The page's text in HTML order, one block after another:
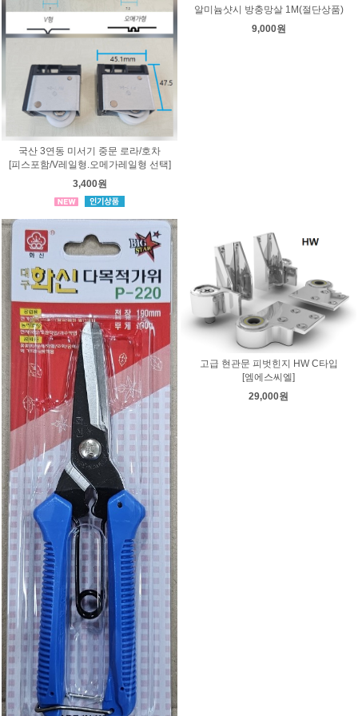
국산 3연동 미서기 중문 로라/호차
[피스포함/V레일형.오메가레일형 선택]
3,400원
알미늄샷시 방충망살 1M(절단상품)
9,000원
고급 현관문 피벗힌지 HW C타입
[엠에스씨엘]
29,000원